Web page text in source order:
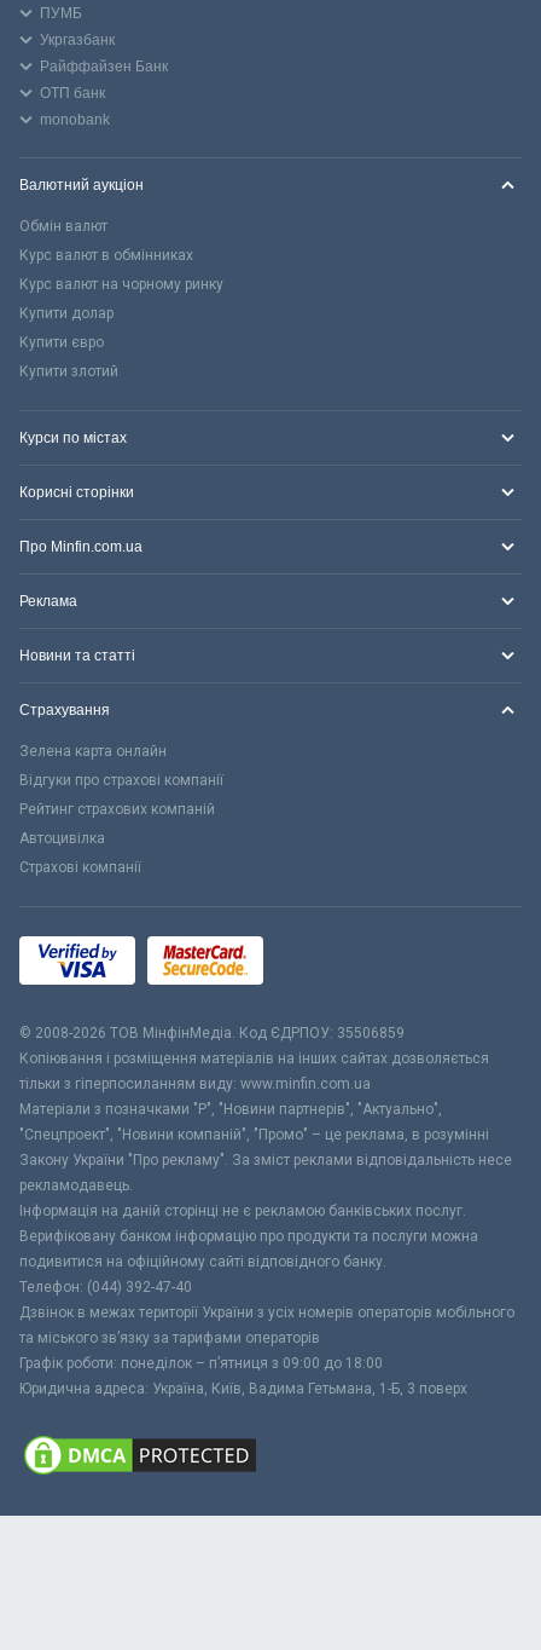
ПУМБ
Укргазбанк
Райффайзен Банк
ОТП банк
monobank
Валютний аукціон
Обмін валют
Курс валют в обмінниках
Курс валют на чорному ринку
Купити долар
Купити євро
Купити злотий
Курси по містах
Корисні сторінки
Про Minfin.com.ua
Реклама
Новини та статті
Страхування
Зелена карта онлайн
Відгуки про страхові компанії
Рейтинг страхових компаній
Автоцивілка
Страхові компанії
© 2008-2026 ТОВ МiнфiнМедiа. Код ЄДРПОУ: 35506859
Копіювання і розміщення матеріалів на інших сайтах дозволяється
тільки з гіперпосиланням виду: www.minfin.com.ua
Матеріали з позначками "Р", "Новини партнерів", "Актуально",
"Спецпроект", "Новини компаній", "Промо" – це реклама, в розумінні
Закону України "Про рекламу". За зміст реклами відповідальність несе
рекламодавець.
Інформація на даній сторінці не є рекламою банківських послуг.
Верифіковану банком інформацію про продукти та послуги можна
подивитися на офіційному сайті відповідного банку.
Телефон: (044) 392-47-40
Дзвінок в межах території України з усіх номерів операторів мобільного
та міського зв’язку за тарифами операторів
Графік роботи: понеділок – п’ятниця з 09:00 до 18:00
Юридична адреса: Україна, Київ, Вадима Гетьмана, 1-Б, 3 поверх